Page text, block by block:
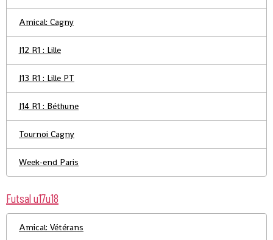
Amical: Cagny
J12 R1 : Lille
J13 R1 : Lille PT
J14 R1 : Béthune
Tournoi Cagny
Week-end Paris
Futsal u17u18
Amical: Vétérans